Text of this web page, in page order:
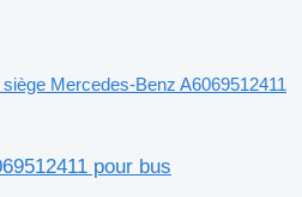
siège Mercedes-Benz A6069512411
pour bus